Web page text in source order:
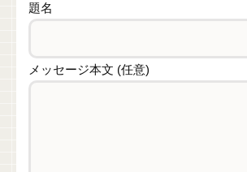
題名
メッセージ本文 (任意)